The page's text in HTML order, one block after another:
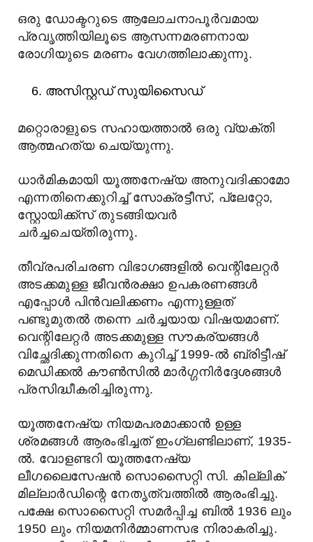
ഒരു ഡോക്ടറുടെ ആലോചനാപൂർവമായ
പ്രവൃത്തിയിലൂടെ ആസന്നമരണനായ
രോഗിയുടെ മരണം വേഗത്തിലാക്കുന്നു.
അസിസ്റ്റഡ് സുയിസൈഡ്
മറ്റൊരാളുടെ സഹായത്താൽ ഒരു വ്യക്തി
ആത്മഹത്യ ചെയ്യുന്നു.
ധാർമികമായി യൂത്തനേഷ്യ അനുവദിക്കാമോ
എന്നതിനെക്കുറിച്ച് സോക്രട്ടീസ്, പ്ലേറ്റോ,
സ്റ്റോയിക്ക്സ് തുടങ്ങിയവർ
ചർച്ചചെയ്തിരുന്നു.
തീവ്രപരിചരണ വിഭാഗങ്ങളിൽ വെന്റിലേറ്റർ
അടക്കമുള്ള ജീവൻരക്ഷാ ഉപകരണങ്ങൾ
എപ്പോൾ പിൻവലിക്കണം എന്നുള്ളത്
പണ്ടുമുതൽ തന്നെ ചർച്ചയായ വിഷയമാണ്.
വെന്റിലേറ്റർ അടക്കമുള്ള സൗകര്യങ്ങൾ
വിച്ഛേദിക്കുന്നതിനെ കുറിച്ച് 1999-ൽ ബ്രിട്ടീഷ്
മെഡിക്കൽ കൗൺസിൽ മാർഗ്ഗനിർദ്ദേശങ്ങൾ
പ്രസിദ്ധീകരിച്ചിരുന്നു.
യൂത്തനേഷ്യ നിയമപരമാക്കാൻ ഉള്ള
ശ്രമങ്ങൾ ആരംഭിച്ചത് ഇംഗ്ലണ്ടിലാണ്, 1935-
ൽ. വോളണ്ടറി യൂത്തനേഷ്യ
ലീഗലൈസേഷൻ സൊസൈറ്റി സി. കില്ലിക്
മില്ലാർഡിന്റെ നേതൃത്വത്തിൽ ആരംഭിച്ചു.
പക്ഷേ സൊസൈറ്റി സമർപ്പിച്ച ബിൽ 1936 ലും
1950 ലും നിയമനിർമ്മാണസഭ നിരാകരിച്ചു.